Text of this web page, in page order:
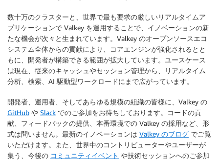
数十万のクラスターと、世界で最も要求の厳しいリアルタイムア
プリケーションで Valkey を運用することで、イノベーションの新
たな機会が次々と生まれています。Valkey のオープンソースエコ
システム全体からの貢献により、コアエンジンが強化されるとと
もに、開発者が構築できる範囲が拡大しています。ユースケース
は現在、従来のキャッシュやセッション管理から、リアルタイム
分析、検索、AI 駆動型ワークロードにまで広がっています。
開発者、運用者、そしてあらゆる規模の組織の皆様に、Valkey の
GitHub や Slack でのご参加をお待ちしております。コードの貢
献、フィードバックの提供、本番環境での Valkey の採用など、形
式は問いません。最新のイノベーションは Valkey のブログ でご覧
いただけます。また、世界中のコントリビューターやユーザーが
集う、今後の コミュニティイベント や技術セッションへのご参加